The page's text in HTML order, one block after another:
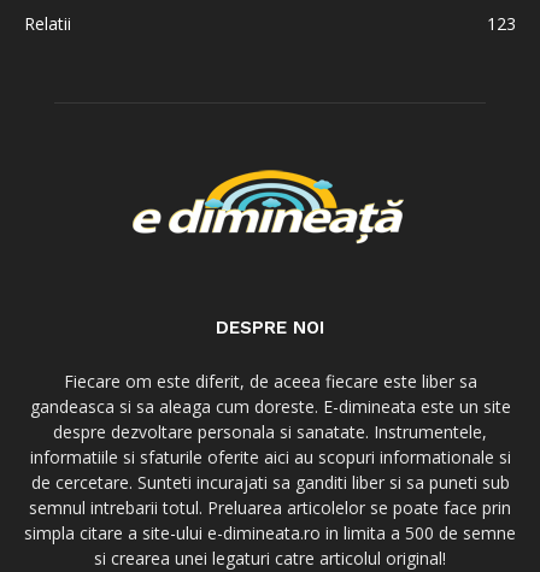
Relatii
123
DESPRE NOI
Fiecare om este diferit, de aceea fiecare este liber sa
gandeasca si sa aleaga cum doreste. E-dimineata este un site
despre dezvoltare personala si sanatate. Instrumentele,
informatiile si sfaturile oferite aici au scopuri informationale si
de cercetare. Sunteti incurajati sa ganditi liber si sa puneti sub
semnul intrebarii totul. Preluarea articolelor se poate face prin
simpla citare a site-ului e-dimineata.ro in limita a 500 de semne
si crearea unei legaturi catre articolul original!